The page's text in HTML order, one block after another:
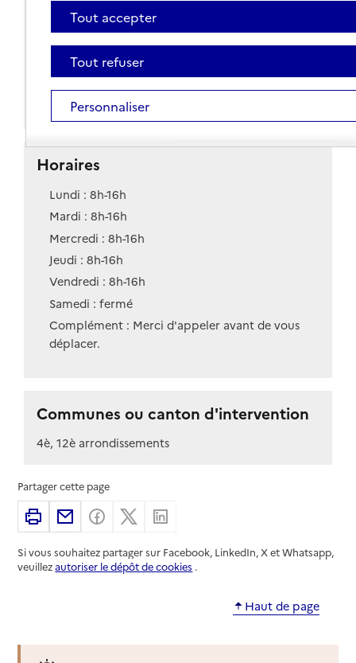
Voir itinéraire
04 91 34 96 73
Contact
Site internet
Horaires
Lundi : 8h-16h
Mardi : 8h-16h
Mercredi : 8h-16h
Jeudi : 8h-16h
Vendredi : 8h-16h
Samedi : fermé
Complément : Merci d'appeler avant de vous
déplacer.
Communes ou canton d'intervention
4è, 12è arrondissements
Partager cette page
ImprimerPartager par email
Partager sur Facebook
Partager sur X
Si vous souhaitez partager sur Facebook, LinkedIn, X et Whatsapp,
veuillezautoriser le dépôt de cookies .
Haut de page
Tout accepter
Tout refuser
Personnaliser